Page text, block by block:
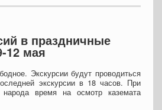
в праздничные
12 мая
Экскурсии будут проводиться
экскурсии в 18 часов. При
время на осмотр каземата